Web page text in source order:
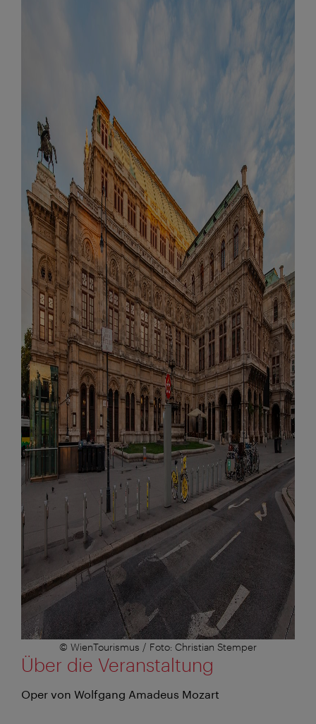
© WienTourismus / Foto: Christian Stemper
Über die Veranstaltung
Oper von Wolfgang Amadeus Mozart